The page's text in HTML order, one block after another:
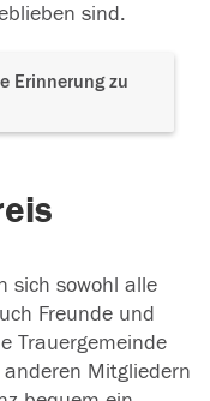
sind.
Erinnerung zu
sich sowohl alle
Freunde und
Trauergemeinde
Mitgliedern